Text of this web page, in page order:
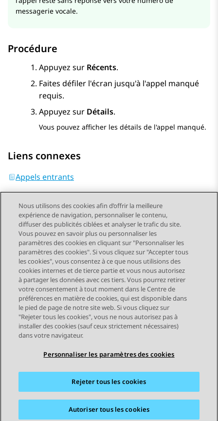
messagerie vocale.
Procédure
Appuyez sur Récents.
Faites défiler l'écran jusqu'à l'appel manqué
requis.
Appuyez sur Détails.
Vous pouvez afficher les détails de l'appel manqué.
Liens connexes
Appels entrants
Send Feedback
Navigation par sujet
Sujet précédent Sujet suivant
STAY CONNECTED
Conditions d'utilisation
© 2026 Avaya LLC
Nous utilisons des cookies afin d’offrir la meilleure
expérience de navigation, personnaliser le contenu,
diffuser des publicités ciblées et analyser le trafic du site.
Vous pouvez en savoir plus ou personnaliser les
paramètres des cookies en cliquant sur "Personnaliser les
paramètres des cookies". Si vous cliquez sur "Accepter tous
les cookies", vous consentez à ce que nous utilisions des
cookies internes et de tierce partie et vous nous autorisez
à partager les données avec ces tiers. Vous pourrez retirer
votre consentement à tout moment dans le Centre de
préférences en matière de cookies, qui est disponible dans
le pied de page de notre site web. Si vous cliquez sur
"Rejeter tous les cookies", vous ne nous autorisez pas à
installer des cookies (sauf ceux strictement nécessaires)
dans votre navigateur.
Personnaliser les paramètres des cookies
Rejeter tous les cookies
Autoriser tous les cookies